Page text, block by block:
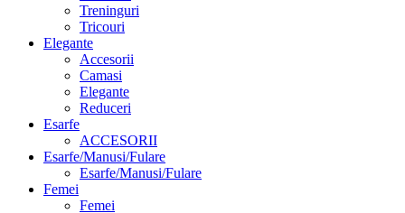
Treninguri
Tricouri
Elegante
Accesorii
Camasi
Elegante
Reduceri
Esarfe
ACCESORII
Esarfe/Manusi/Fulare
Esarfe/Manusi/Fulare
Femei
Femei